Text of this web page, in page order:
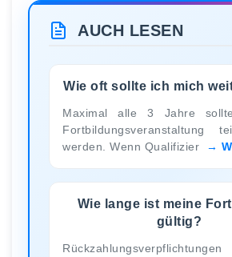
AUCH LESEN
Wie oft sollte ich mich
Maximal alle 3 Jahre
Fortbildungsveranstaltung
werden. Wenn Qualifizier
Wie lange ist meine
gültig?